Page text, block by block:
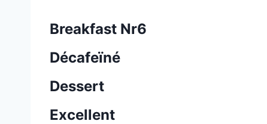
Breakfast Nr6
Décafeïné
Dessert
Excellent